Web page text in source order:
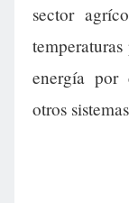
sector
energía
otros